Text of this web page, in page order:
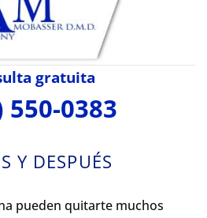
gratuita
550-0383
Y DESPUÉS
pueden quitarte muchos